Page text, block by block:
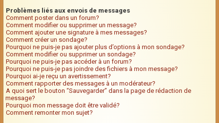
Problèmes liés aux envois de messages
Comment poster dans un forum?
Comment modifier ou supprimer un message?
Comment ajouter une signature à mes messages?
Comment créer un sondage?
Pourquoi ne puis-je pas ajouter plus d’options à mon sondage?
Comment modifier ou supprimer un sondage?
Pourquoi ne puis-je pas accéder à un forum?
Pourquoi ne puis-je pas joindre des fichiers à mon message?
Pourquoi ai-je reçu un avertissement?
Comment rapporter des messages à un modérateur?
A quoi sert le bouton “Sauvegarder” dans la page de rédaction de
message?
Pourquoi mon message doit être validé?
Comment remonter mon sujet?